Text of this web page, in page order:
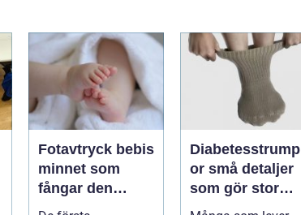
Fotavtryck bebis
minnet som
fångar den
första tiden
Diabetesstrump
or små detaljer
som gör stor
skillnad för